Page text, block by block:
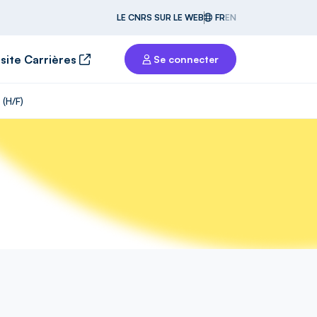
LE CNRS SUR LE WEB FREN
Carrières Se connecter
F)